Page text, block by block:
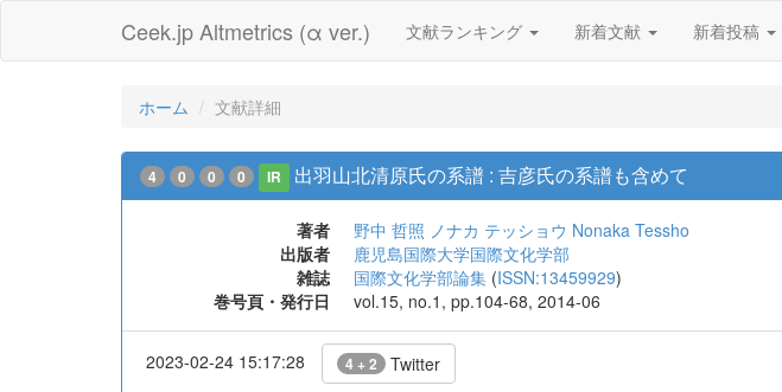
Ceek.jp Altmetrics (α ver.) 文献ランキング 新着文献 新着投稿
ホーム 文献詳細
4 0 0 0 IR 出羽山北清原氏の系譜 : 吉彦氏の系譜も含めて
著者 野中 哲照 ノナカ テッショウ Nonaka Tessho
出版者
鹿児島国際大学国際文化学部
雑誌
国際文化学部論集 (ISSN:13459929)
巻号頁・発行日
vol.15, no.1, pp.104-68, 2014-06
2023-02-24 15:17:28 4 + 2 Twitter